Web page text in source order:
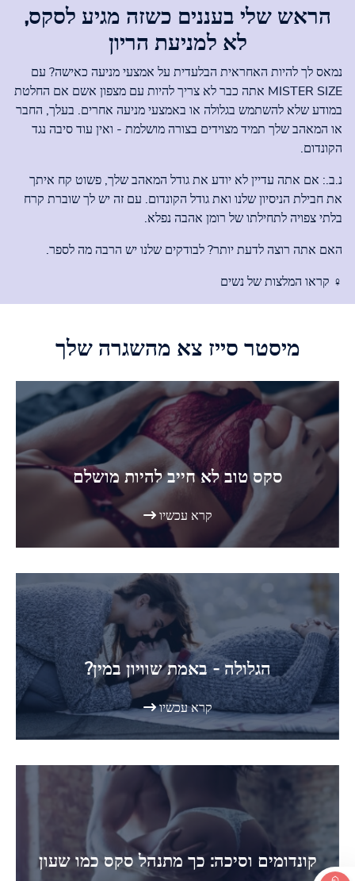
הראש שלי בעננים כשזה מגיע לסקס,
לא למניעת הריון
נמאס לך להיות האחראית הבלעדית על אמצעי מניעה כאישה? עם
MISTER SIZE אתה כבר לא צריך להיות עם מצפון אשם אם החלטת
במודע שלא להשתמש בגלולה או באמצעי מניעה אחרים. בעלך, החבר
או המאהב שלך תמיד מצוידים בצורה מושלמת - ואין עוד סיבה נגד
הקונדום.
נ.ב.: אם אתה עדיין לא יודע את גודל המאהב שלך, פשוט קח איתך
את חבילת הניסיון שלנו ואת גודל הקונדום. עם זה יש לך שוברת קרח
בלתי צפויה לתחילתו של רומן אהבה נפלא.
האם אתה רוצה לדעת יותר? לבודקים שלנו יש הרבה מה לספר.
♀ קראו המלצות של נשים
מיסטר סייז צא מהשגרה שלך
סקס טוב לא חייב להיות מושלם
קרא עכשיו
הגלולה - באמת שוויון במין?
קרא עכשיו
קונדומים וסיכה: כך מתנהל סקס כמו שעון